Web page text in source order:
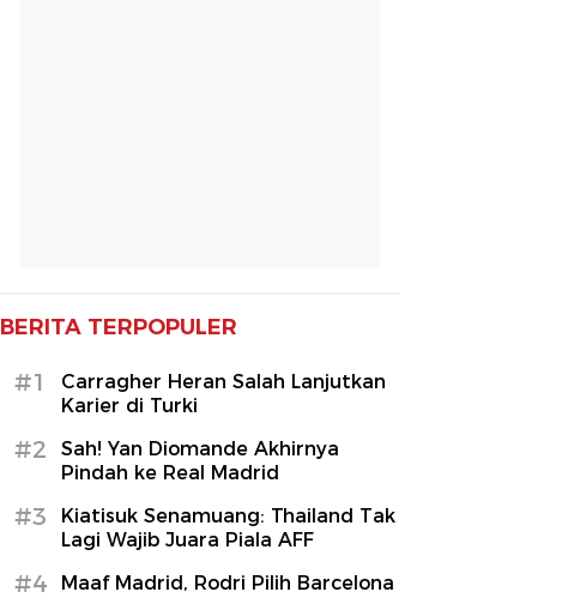
BERITA TERPOPULER
#1
Carragher Heran Salah Lanjutkan
Karier di Turki
#2
Sah! Yan Diomande Akhirnya
Pindah ke Real Madrid
#3
Kiatisuk Senamuang: Thailand Tak
Lagi Wajib Juara Piala AFF
#4 Maaf Madrid, Rodri Pilih Barcelona